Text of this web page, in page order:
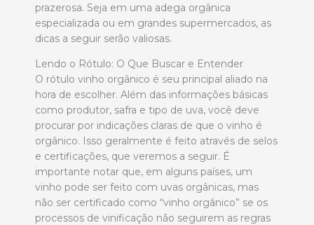
prazerosa. Seja em uma adega orgânica
especializada ou em grandes supermercados, as
dicas a seguir serão valiosas.
Lendo o Rótulo: O Que Buscar e Entender
O rótulo vinho orgânico é seu principal aliado na
hora de escolher. Além das informações básicas
como produtor, safra e tipo de uva, você deve
procurar por indicações claras de que o vinho é
orgânico. Isso geralmente é feito através de selos
e certificações, que veremos a seguir. É
importante notar que, em alguns países, um
vinho pode ser feito com uvas orgânicas, mas
não ser certificado como “vinho orgânico” se os
processos de vinificação não seguirem as regras